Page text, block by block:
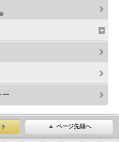
ー
ページ先頭へ